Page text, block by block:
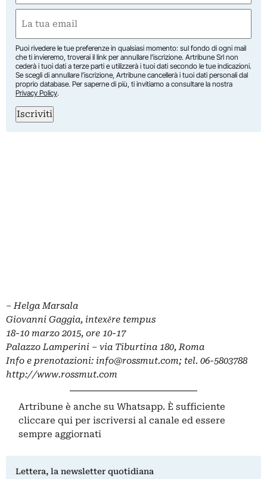
First
(Required)
Puoi rivedere le tue preferenze in qualsiasi momento: sul fondo di ogni mail
che ti invieremo, troverai il link per annullare l’iscrizione. Artribune Srl non
cederà i tuoi dati a terze parti e utilizzerà i tuoi dati secondo le tue indicazioni.
Se scegli di annullare l’iscrizione, Artribune cancellerà i tuoi dati personali dal
proprio database. Per saperne di più, ti invitiamo a consultare la nostra
Privacy Policy.
Iscriviti
– Helga Marsala
Giovanni Gaggia, intexěre tempus
18-10 marzo 2015, ore 10-17
Palazzo Lamperini – via Tiburtina 180, Roma
Info e prenotazioni: info@rossmut.com; tel. 06-5803788
http://www.rossmut.com
Artribune è anche su Whatsapp. È sufficiente
cliccare qui per iscriversi al canale ed essere
sempre aggiornati
Lettera, la newsletter quotidiana